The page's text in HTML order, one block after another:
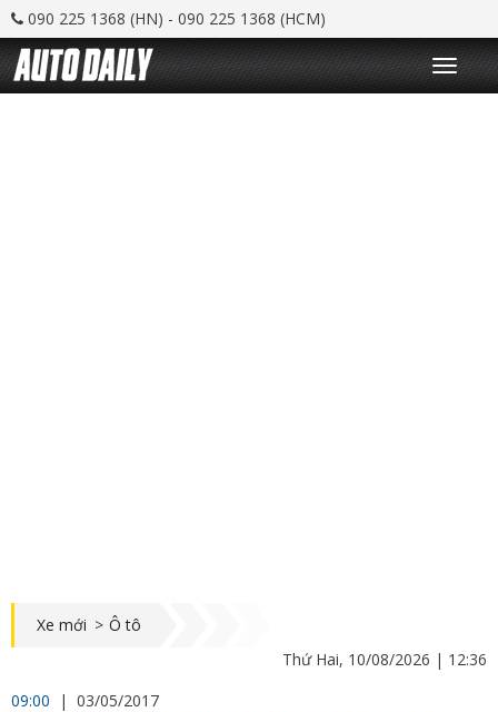
090 225 1368 (HN) - 090 225 1368 (HCM)
T
o
g
Xe mới > Ô tô
Thứ Hai, 10/08/2026 | 12:36
09:00
| 03/05/2017